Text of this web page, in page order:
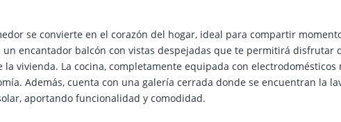
se convierte en el corazón del hogar, ideal para compartir
un encantador balcón con vistas despejadas que te permitirá
vivienda. La cocina, completamente equipada con
Además, cuenta con una galería cerrada donde se encuentran la
aportando funcionalidad y comodidad.